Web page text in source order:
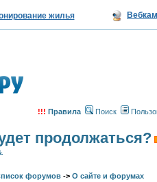
жилья
!!! Правила Поиск
продолжаться?
форумов -> О сайте и форумах